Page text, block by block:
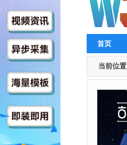
首页
当前位置